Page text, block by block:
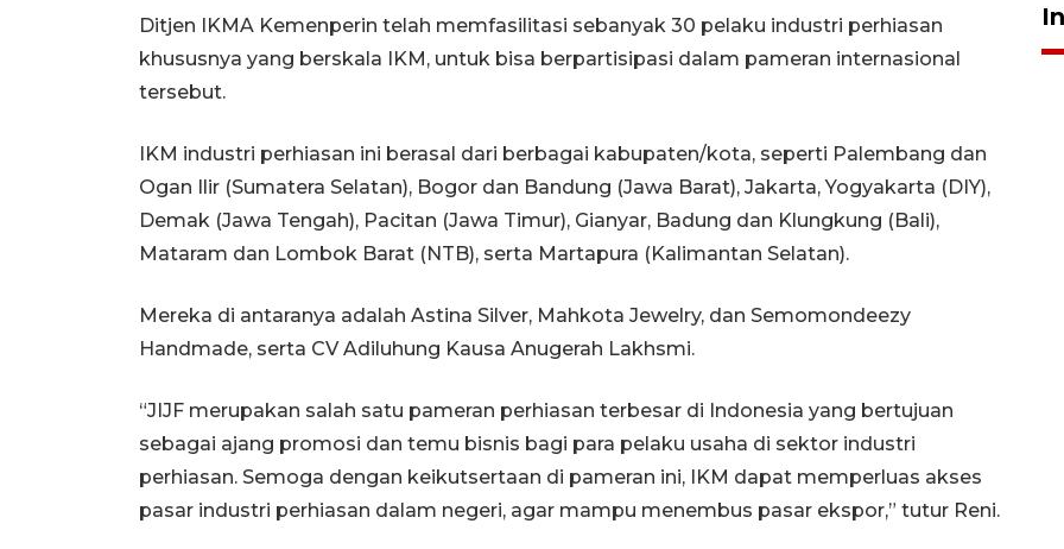
Ditjen IKMA Kemenperin telah memfasilitasi sebanyak 30 pelaku industri perhiasan
khususnya yang berskala IKM, untuk bisa berpartisipasi dalam pameran internasional
tersebut.
IKM industri perhiasan ini berasal dari berbagai kabupaten/kota, seperti Palembang dan
Ogan Ilir (Sumatera Selatan), Bogor dan Bandung (Jawa Barat), Jakarta, Yogyakarta (DIY),
Demak (Jawa Tengah), Pacitan (Jawa Timur), Gianyar, Badung dan Klungkung (Bali),
Mataram dan Lombok Barat (NTB), serta Martapura (Kalimantan Selatan).
Mereka di antaranya adalah Astina Silver, Mahkota Jewelry, dan Semomondeezy
Handmade, serta CV Adiluhung Kausa Anugerah Lakhsmi.
“JIJF merupakan salah satu pameran perhiasan terbesar di Indonesia yang bertujuan
sebagai ajang promosi dan temu bisnis bagi para pelaku usaha di sektor industri
perhiasan. Semoga dengan keikutsertaan di pameran ini, IKM dapat memperluas akses
pasar industri perhiasan dalam negeri, agar mampu menembus pasar ekspor,” tutur Reni.